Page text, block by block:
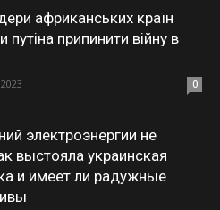
африканських країн
путіна припинити війну в
0
электроэнергии не
выстояла украинская
и имеет ли радужные